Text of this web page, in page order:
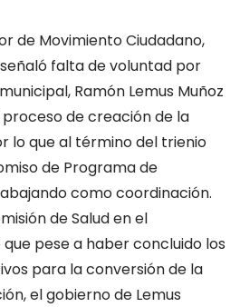
de Movimiento Ciudadano,
falta de voluntad por
Ramón Lemus Muñoz
de creación de la
lo que al término del trienio
de Programa de
como coordinación.
de Salud en el
pese a haber concluido los
para la conversión de la
el gobierno de Lemus